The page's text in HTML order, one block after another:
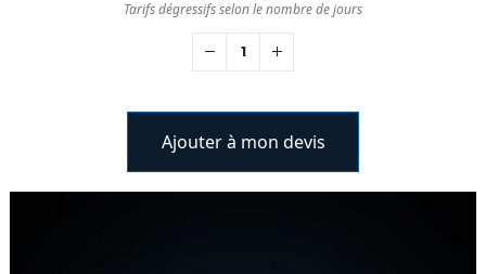
Tarifs dégressifs selon le nombre de jours
Ajouter à mon devis